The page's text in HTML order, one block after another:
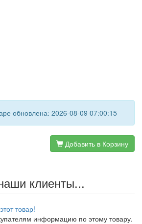
обновлена: 2026-08-09 07:00:15
Добавить в Корзину
клиенты...
товар!
информацию по этому товару.